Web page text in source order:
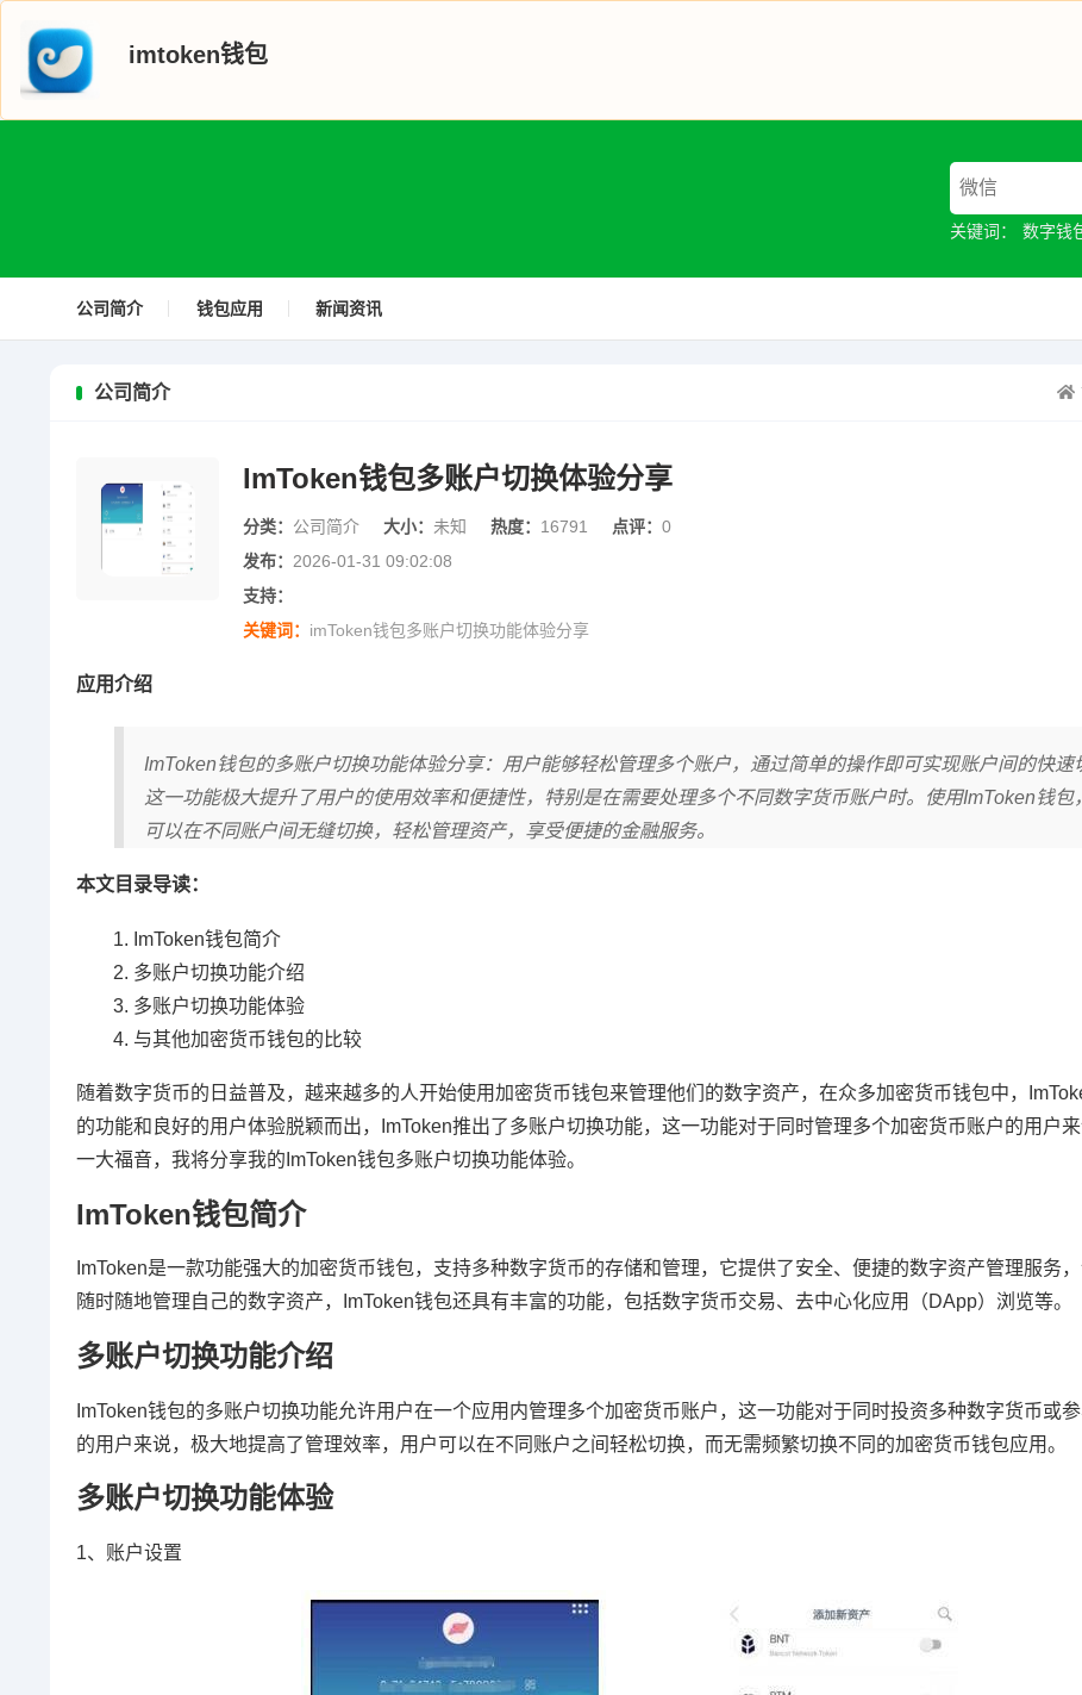
imtoken钱包
关键词： 数字钱
公司简介 钱包应用 新闻资讯
公司简介
ImToken钱包多账户切换体验分享
分类： 公司简介 大小： 未知 热度： 16791 点评： 0
发布： 2026-01-31 09:02:08
支持：
关键词： imToken钱包多账户切换功能体验分享
应用介绍
ImToken钱包的多账户切换功能体验分享：用户能够轻松管理多个账户，通过简单的操作即可实现账户间的快速
这一功能极大提升了用户的使用效率和便捷性，特别是在需要处理多个不同数字货币账户时。使用ImToken钱包
可以在不同账户间无缝切换，轻松管理资产，享受便捷的金融服务。
本文目录导读：
ImToken钱包简介
多账户切换功能介绍
多账户切换功能体验
与其他加密货币钱包的比较
随着数字货币的日益普及，越来越多的人开始使用加密货币钱包来管理他们的数字资产，在众多加密货币钱包中，
的功能和良好的用户体验脱颖而出，ImToken推出了多账户切换功能，这一功能对于同时管理多个加密货币账户的用户
一大福音，我将分享我的ImToken钱包多账户切换功能体验。
ImToken钱包简介
ImToken是一款功能强大的加密货币钱包，支持多种数字货币的存储和管理，它提供了安全、便捷的数字资产管理服务
随时随地管理自己的数字资产，ImToken钱包还具有丰富的功能，包括数字货币交易、去中心化应用（DApp）浏览等。
多账户切换功能介绍
ImToken钱包的多账户切换功能允许用户在一个应用内管理多个加密货币账户，这一功能对于同时投资多种数字货币或
的用户来说，极大地提高了管理效率，用户可以在不同账户之间轻松切换，而无需频繁切换不同的加密货币钱包应用。
多账户切换功能体验
1、账户设置